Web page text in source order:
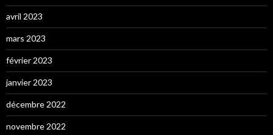
avril 2023
mars 2023
février 2023
janvier 2023
décembre 2022
novembre 2022